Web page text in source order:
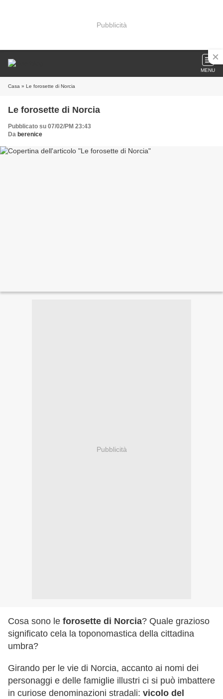
Pubblicità
MENU
Casa » Le forosette di Norcia
Le forosette di Norcia
Pubblicato su 07/02/PM 23:43
Da berenice
Pubblicità
Cosa sono le forosette di Norcia? Quale grazioso
significato cela la toponomastica della cittadina
umbra?
Girando per le vie di Norcia, accanto ai nomi dei
personaggi e delle famiglie illustri ci si può imbattere
in curiose denominazioni stradali: vicolo del